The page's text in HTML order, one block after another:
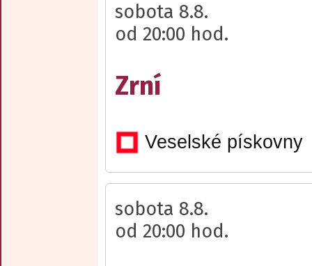
sobota 8.8.
od 20:00 hod.
Zrní
Veselské pískovny
sobota 8.8.
od 20:00 hod.